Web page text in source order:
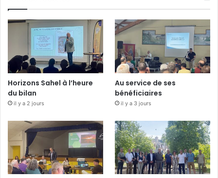
Horizons Sahel à l’heure
du bilan
il y a 2 jours
Au service de ses
bénéficiaires
il y a 3 jours